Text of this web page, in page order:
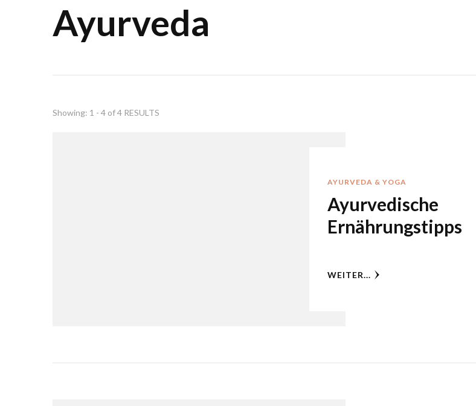
Ayurveda
Showing: 1 - 4 of 4 RESULTS
AYURVEDA & YOGA
Ayurvedische
Ernährungstipps
WEITER...